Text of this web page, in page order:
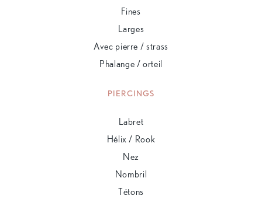
Fines
Larges
Avec pierre / strass
Phalange / orteil
PIERCINGS
Labret
Hélix / Rook
Nez
Nombril
Tétons